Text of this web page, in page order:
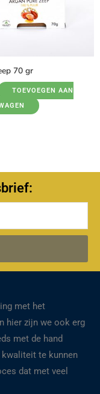
70 gr
TOEVOEGEN AAN
met het
hier zijn we ook erg
met de hand
te kunnen
dat met veel